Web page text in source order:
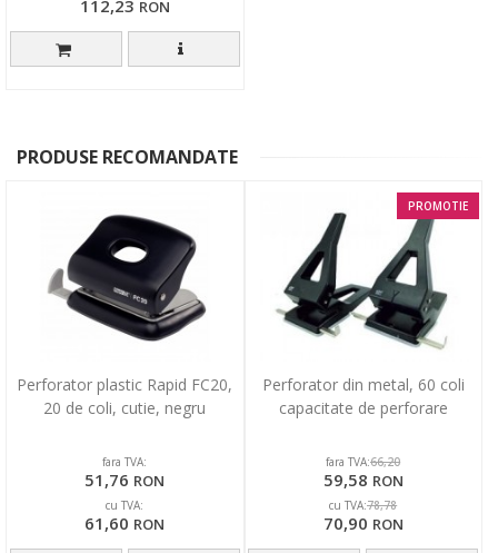
112,23 RON
PRODUSE RECOMANDATE
Perforator plastic Rapid FC20,
20 de coli, cutie, negru
fara TVA:
51,76 RON
cu TVA:
61,60 RON
PROMOTIE
Perforator din metal, 60 coli
capacitate de perforare
fara TVA:66,20
59,58 RON
cu TVA:78,78
70,90 RON